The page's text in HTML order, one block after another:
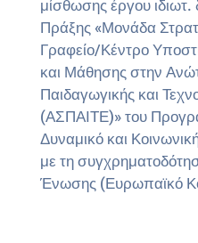
μίσθωσης έργου ιδιωτ.
Πράξης «Μονάδα
Γραφείο/Κέντρο
και Μάθησης στην
Παιδαγωγικής και
(ΑΣΠΑΙΤΕ)» του
Δυναμικό και
με τη
Ένωσης (Ευρωπαϊκό